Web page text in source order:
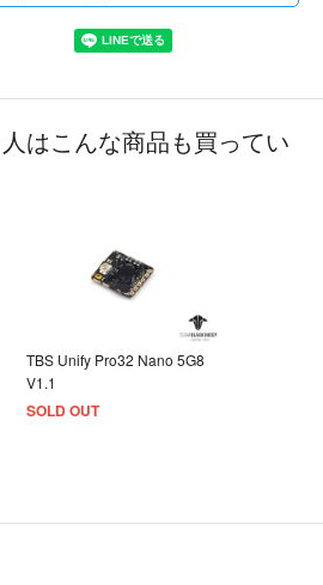
はこんな商品も買ってい
TBS Unify Pro32 Nano 5G8
V1.1
SOLD OUT